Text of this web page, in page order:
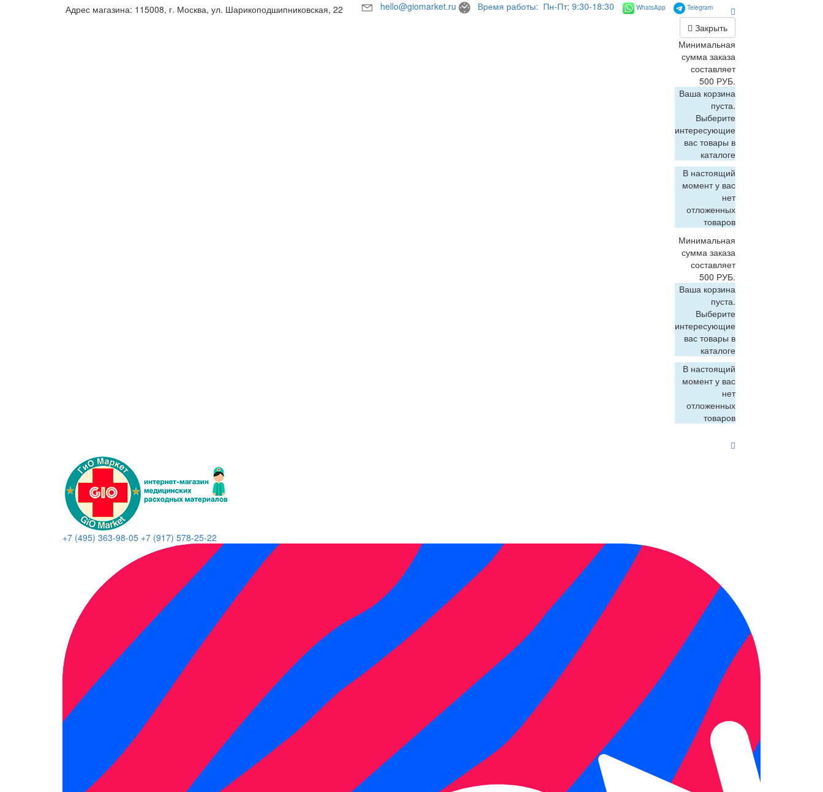
Адрес магазина: 115008, г. Москва, ул. Шарикоподшипниковская, 22 hello@giomarket.ru Время работы: Пн-Пт; 9:30-18:30 WhatsApp Telegram
Закрыть
Минимальная
сумма заказа
составляет
500 РУБ.
Ваша корзина
пуста.
Выберите
интересующие
вас товары в
каталоге
В настоящий
момент у вас
нет
отложенных
товаров
Минимальная
сумма заказа
составляет
500 РУБ.
Ваша корзина
пуста.
Выберите
интересующие
вас товары в
каталоге
В настоящий
момент у вас
нет
отложенных
товаров
+7 (495) 363-98-05 +7 (917) 578-25-22